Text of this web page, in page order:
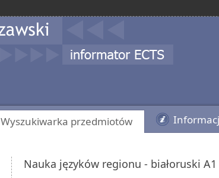
Wyszukiwarka przedmiotów
Nauka języków regionu - białoruski A1